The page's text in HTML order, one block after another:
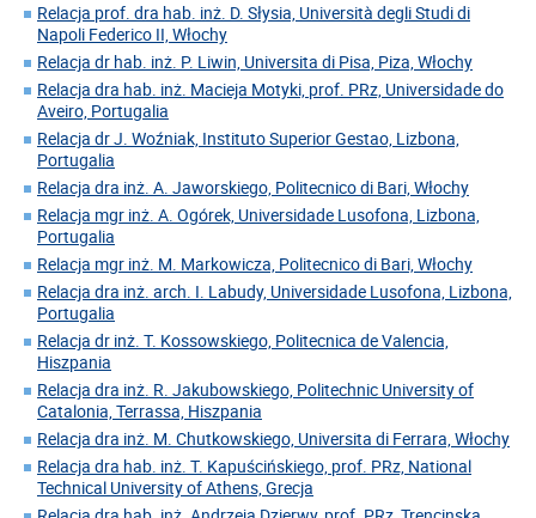
Relacja prof. dra hab. inż. D. Słysia, Università degli Studi di
Napoli Federico II, Włochy
Relacja dr hab. inż. P. Liwin, Universita di Pisa, Piza, Włochy
Relacja dra hab. inż. Macieja Motyki, prof. PRz, Universidade do
Aveiro, Portugalia
Relacja dr J. Woźniak, Instituto Superior Gestao, Lizbona,
Portugalia
Relacja dra inż. A. Jaworskiego, Politecnico di Bari, Włochy
Relacja mgr inż. A. Ogórek, Universidade Lusofona, Lizbona,
Portugalia
Relacja mgr inż. M. Markowicza, Politecnico di Bari, Włochy
Relacja dra inż. arch. I. Labudy, Universidade Lusofona, Lizbona,
Portugalia
Relacja dr inż. T. Kossowskiego, Politecnica de Valencia,
Hiszpania
Relacja dra inż. R. Jakubowskiego, Politechnic University of
Catalonia, Terrassa, Hiszpania
Relacja dra inż. M. Chutkowskiego, Universita di Ferrara, Włochy
Relacja dra hab. inż. T. Kapuścińskiego, prof. PRz, National
Technical University of Athens, Grecja